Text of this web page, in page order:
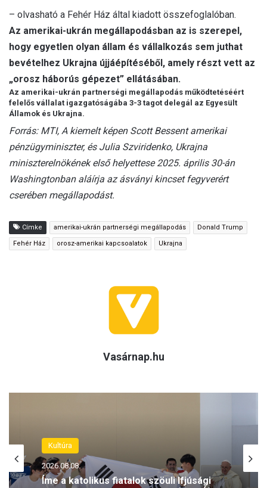
– olvasható a Fehér Ház által kiadott összefoglalóban.
Az amerikai-ukrán megállapodásban az is szerepel,
hogy egyetlen olyan állam és vállalkozás sem juthat
bevételhez Ukrajna újjáépítéséből, amely részt vett az
„orosz háborús gépezet” ellátásában.
Az amerikai-ukrán partnerségi megállapodás működtetéséért
felelős vállalat igazgatóságába 3-3 tagot delegál az Egyesült
Államok és Ukrajna.
Forrás: MTI, A kiemelt képen Scott Bessent amerikai
pénzügyminiszter, és Julia Szviridenko, Ukrajna
miniszterelnökének első helyettese 2025. április 30-án
Washingtonban aláírja az ásványi kincset fegyverért
cserében megállapodást.
Címke amerikai-ukrán partnerségi megállapodás Donald Trump
Fehér Ház orosz-amerikai kapcsoalatok Ukrajna
Vasárnap.hu
Kultúra
2026.08.08.
Íme a katolikus fiatalok szöuli Ifjúsági